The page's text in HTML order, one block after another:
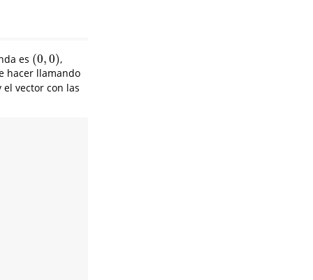
es (0,0)
(0,0 ) ,
hacer llamando
el vector con las